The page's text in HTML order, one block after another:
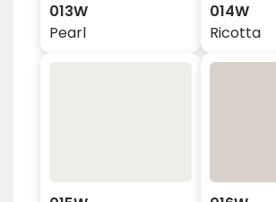
013W
Pearl
014W
Ricotta